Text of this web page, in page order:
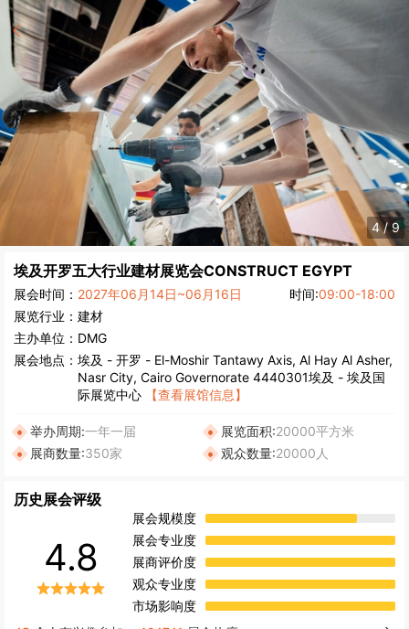
4/9
埃及开罗五大行业建材展览会CONSTRUCT EGYPT
展会时间： 2027年06月14日~06月16日 时间:09:00-18:00
展览行业： 建材
主办单位： DMG
展会地点： 埃及 - 开罗 - El-Moshir Tantawy Axis, Al Hay Al Asher,
Nasr City, Cairo Governorate 4440301埃及 - 埃及国
际展览中心
【查看展馆信息】
举办周期:一年一届 展览面积:20000平方米
展商数量:350家 观众数量:20000人
历史展会评级
4.8
展会规模度
展会专业度
展商评价度
观众专业度
市场影响度